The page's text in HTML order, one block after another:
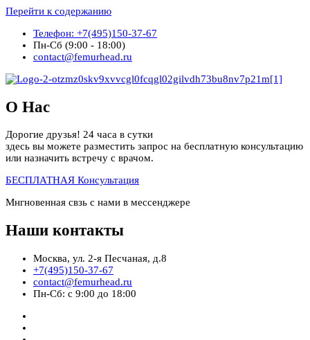
Перейти к содержанию
Телефон: +7(495)150-37-67
Пн-Сб (9:00 - 18:00)
contact@femurhead.ru
О Нас
Дорогие друзья! 24 часа в сутки
здесь вы можете разместить запрос на бесплатную консультацию
или назначить встречу с врачом.
БЕСПЛАТНАЯ Консультация
Мнгновенная свзь с нами в мессенджере
Наши контакты
Москва, ул. 2-я Песчаная, д.8
+7(495)150-37-67
contact@femurhead.ru
Пн-Сб: с 9:00 до 18:00